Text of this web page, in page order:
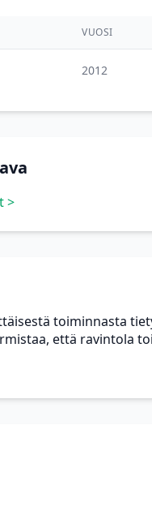
VUOSI
2012
>
toiminnasta
että ravintola